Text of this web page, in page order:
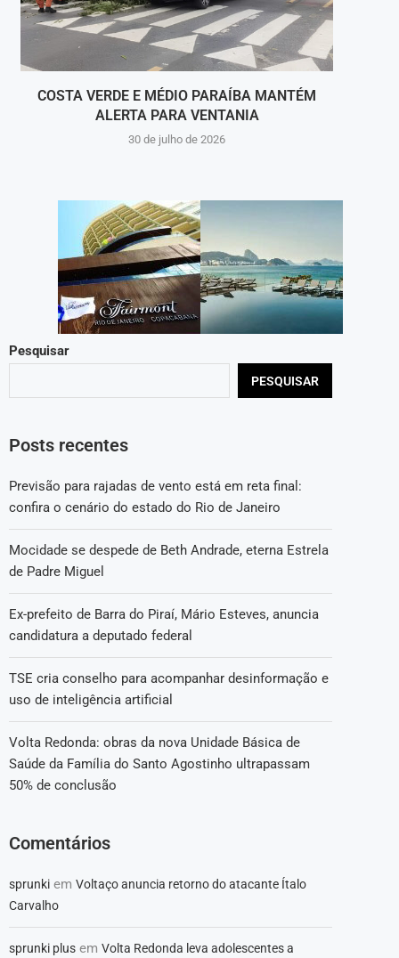
COSTA VERDE E MÉDIO PARAÍBA MANTÉM
ALERTA PARA VENTANIA
30 de julho de 2026
Pesquisar
PESQUISAR
Posts recentes
Previsão para rajadas de vento está em reta final:
confira o cenário do estado do Rio de Janeiro
Mocidade se despede de Beth Andrade, eterna Estrela
de Padre Miguel
Ex-prefeito de Barra do Piraí, Mário Esteves, anuncia
candidatura a deputado federal
TSE cria conselho para acompanhar desinformação e
uso de inteligência artificial
Volta Redonda: obras da nova Unidade Básica de
Saúde da Família do Santo Agostinho ultrapassam
50% de conclusão
Comentários
sprunki em Voltaço anuncia retorno do atacante Ítalo
Carvalho
sprunki plus em Volta Redonda leva adolescentes a